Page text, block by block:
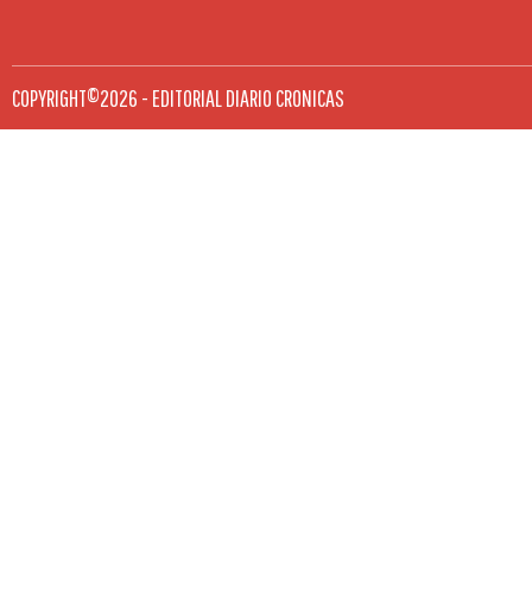
COPYRIGHT©2026 - EDITORIAL DIARIO CRONICAS